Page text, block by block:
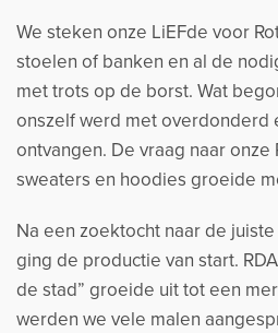
We steken onze LiEFde voor
stoelen of banken en al de
met trots op de borst. Wat
onszelf werd met overdonderd
ontvangen. De vraag naar onze
sweaters en hoodies groeide
Na een zoektocht naar de
ging de productie van start.
de stad” groeide uit tot een
werden we vele malen